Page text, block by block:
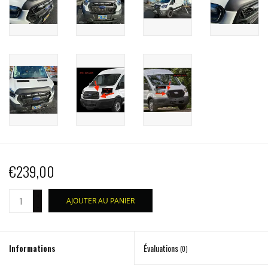
€239,00
AJOUTER AU PANIER
Informations Évaluations(0)